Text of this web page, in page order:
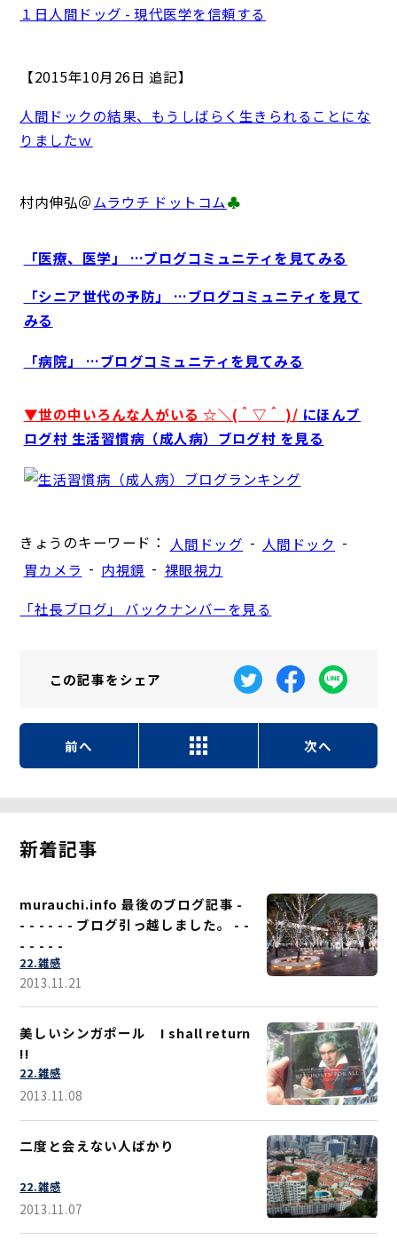
１日人間ドッグ - 現代医学を信頼する
【2015年10月26日 追記】
人間ドックの結果、もうしばらく生きられることにな
りましたｗ
村内伸弘＠ムラウチ ドットコム♣
「医療、医学」 …ブログコミュニティを見てみる
「シニア世代の予防」 …ブログコミュニティを見て
みる
「病院」 …ブログコミュニティを見てみる
▼世の中いろんな人がいる ☆＼(＾▽＾ )/ にほんブ
ログ村 生活習慣病（成人病）ブログ村 を見る
きょうのキーワード： 人間ドッグ - 人間ドック -
胃カメラ - 内視鏡 - 裸眼視力
「社長ブログ」 バックナンバーを見る
この記事をシェア
前へ 次へ
新着記事
murauchi.info 最後のブログ記事 -
- - - - - - ブログ引っ越しました。 - -
- - - - -
22.雑感
2013.11.21
美しいシンガポール I shall return
!!
22.雑感
2013.11.08
二度と会えない人ばかり
22.雑感
2013.11.07